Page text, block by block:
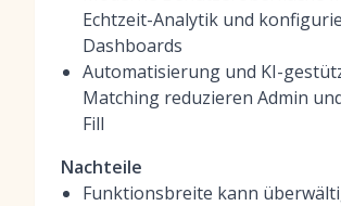
Echtzeit-Analytik und
Dashboards
Automatisierung und KI-
Matching reduzieren Admin
Fill
Nachteile
Funktionsbreite kann